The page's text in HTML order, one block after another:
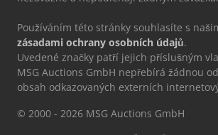
Používáním této stránky souhlasíte s
zásadami ochrany osobních údajů.
Uvedené značky patří jejich příslušným
MSG Auctions GmbH nepřebírá žádnou
obsah odkazovaných externích
© 2000 - 2026 MSG Auctions GmbH